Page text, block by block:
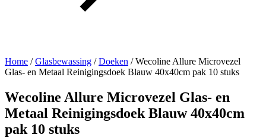
Home /Glasbewassing /Doeken / Wecoline Allure Microvezel
Glas- en Metaal Reinigingsdoek Blauw 40x40cm pak 10 stuks
Wecoline Allure Microvezel Glas- en
Metaal Reinigingsdoek Blauw 40x40cm
pak 10 stuks